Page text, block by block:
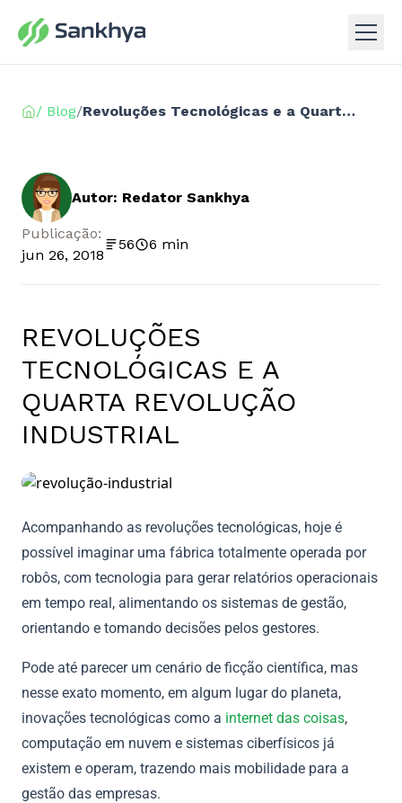
/ Blog/ Revoluções Tecnológicas e a Quarta Revolução Industrial
Autor: Redator Sankhya
Publicação:
jun 26, 2018
56 6 min
REVOLUÇÕES
TECNOLÓGICAS E A
QUARTA REVOLUÇÃO
INDUSTRIAL
Acompanhando as revoluções tecnológicas, hoje é
possível imaginar uma fábrica totalmente operada por
robôs, com tecnologia para gerar relatórios operacionais
em tempo real, alimentando os sistemas de gestão,
orientando e tomando decisões pelos gestores.
Pode até parecer um cenário de ficção científica, mas
nesse exato momento, em algum lugar do planeta,
inovações tecnológicas como a internet das coisas,
computação em nuvem e sistemas ciberfísicos já
existem e operam, trazendo mais mobilidade para a
gestão das empresas.